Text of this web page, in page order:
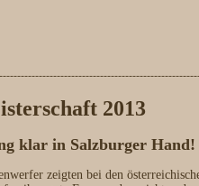
2013
klar in Salzburger Hand!
zeigten bei den